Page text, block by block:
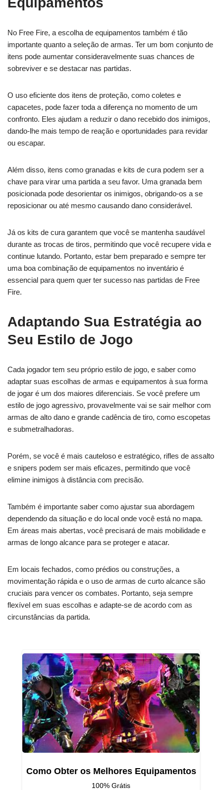
No Free Fire, a escolha de equipamentos também é tão
importante quanto a seleção de armas. Ter um bom conjunto de
itens pode aumentar consideravelmente suas chances de
sobreviver e se destacar nas partidas.
O uso eficiente dos itens de proteção, como coletes e
capacetes, pode fazer toda a diferença no momento de um
confronto. Eles ajudam a reduzir o dano recebido dos inimigos,
dando-lhe mais tempo de reação e oportunidades para revidar
ou escapar.
Além disso, itens como granadas e kits de cura podem ser a
chave para virar uma partida a seu favor. Uma granada bem
posicionada pode desorientar os inimigos, obrigando-os a se
reposicionar ou até mesmo causando dano considerável.
Já os kits de cura garantem que você se mantenha saudável
durante as trocas de tiros, permitindo que você recupere vida e
continue lutando. Portanto, estar bem preparado e sempre ter
uma boa combinação de equipamentos no inventário é
essencial para quem quer ter sucesso nas partidas de Free
Fire.
Adaptando Sua Estratégia ao
Seu Estilo de Jogo
Cada jogador tem seu próprio estilo de jogo, e saber como
adaptar suas escolhas de armas e equipamentos à sua forma
de jogar é um dos maiores diferenciais. Se você prefere um
estilo de jogo agressivo, provavelmente vai se sair melhor com
armas de alto dano e grande cadência de tiro, como escopetas
e submetralhadoras.
Porém, se você é mais cauteloso e estratégico, rifles de assalto
e snipers podem ser mais eficazes, permitindo que você
elimine inimigos à distância com precisão.
Também é importante saber como ajustar sua abordagem
dependendo da situação e do local onde você está no mapa.
Em áreas mais abertas, você precisará de mais mobilidade e
armas de longo alcance para se proteger e atacar.
Em locais fechados, como prédios ou construções, a
movimentação rápida e o uso de armas de curto alcance são
cruciais para vencer os combates. Portanto, seja sempre
flexível em suas escolhas e adapte-se de acordo com as
circunstâncias da partida.
Como Obter os Melhores Equipamentos
100% Grátis